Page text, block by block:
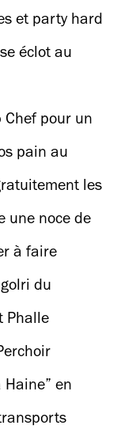
et party hard
éclot au
Chef pour un
pain au
les
une noce de
avec
à faire
de
du
Phalle
cœur (et
en